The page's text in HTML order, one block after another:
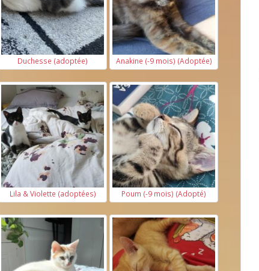
Duchesse (adoptée) Anakine (-9 mois) (Adoptée)
Lila & Violette (adoptées) Poum (-9 mois) (Adopté)